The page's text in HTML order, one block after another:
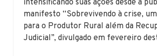
intensificando suas ações desde a
manifesto “Sobrevivendo à crise,
para o Produtor Rural além da
Judicial”, divulgado em fevereiro